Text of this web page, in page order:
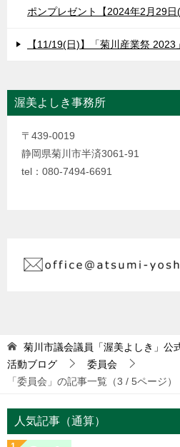
ポンプレゼント【2024年2月29日(
【11/19(日)】「菊川産業祭 2023
渥美よしき事務所
〒439-0019
静岡県菊川市半済3061-91
tel：080-7494-6691
菊川市議会議員「渥美よしき」公
活動ブログ
委員会
「委員会」の記事一覧（3 / 5ページ）
人気記事（通算）